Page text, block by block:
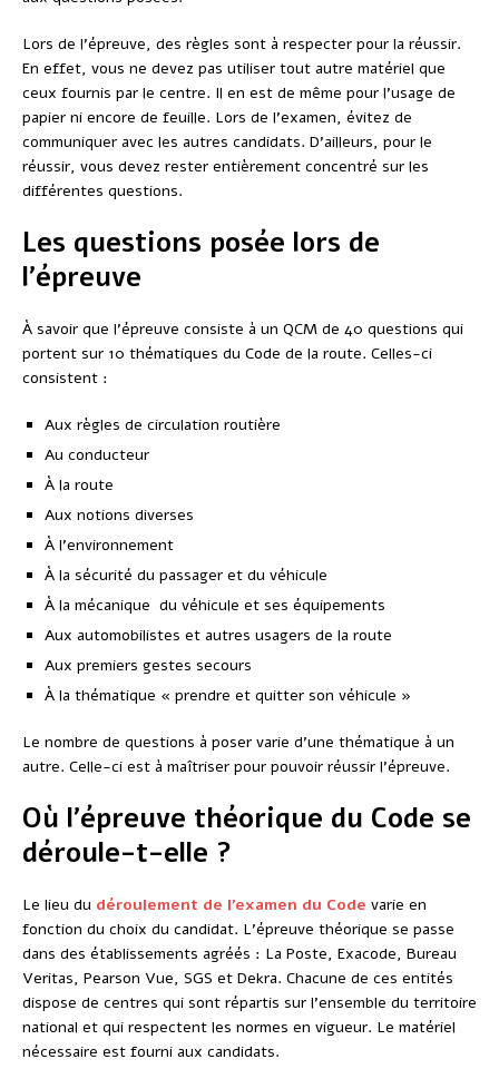
Lors de l’épreuve, des règles sont à respecter pour la réussir.
En effet, vous ne devez pas utiliser tout autre matériel que
ceux fournis par le centre. Il en est de même pour l’usage de
papier ni encore de feuille. Lors de l’examen, évitez de
communiquer avec les autres candidats. D’ailleurs, pour le
réussir, vous devez rester entièrement concentré sur les
différentes questions.
Les questions posée lors de
l’épreuve
À savoir que l’épreuve consiste à un QCM de 40 questions qui
portent sur 10 thématiques du Code de la route. Celles-ci
consistent :
Aux règles de circulation routière
Au conducteur
À la route
Aux notions diverses
À l’environnement
À la sécurité du passager et du véhicule
À la mécanique du véhicule et ses équipements
Aux automobilistes et autres usagers de la route
Aux premiers gestes secours
À la thématique « prendre et quitter son véhicule »
Le nombre de questions à poser varie d’une thématique à un
autre. Celle-ci est à maîtriser pour pouvoir réussir l’épreuve.
Où l’épreuve théorique du Code se
déroule-t-elle ?
Le lieu du déroulement de l’examen du Code varie en
fonction du choix du candidat. L’épreuve théorique se passe
dans des établissements agréés : La Poste, Exacode, Bureau
Veritas, Pearson Vue, SGS et Dekra. Chacune de ces entités
dispose de centres qui sont répartis sur l’ensemble du territoire
national et qui respectent les normes en vigueur. Le matériel
nécessaire est fourni aux candidats.